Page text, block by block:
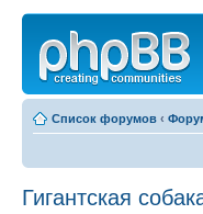
Список форумов ‹
Гигантская